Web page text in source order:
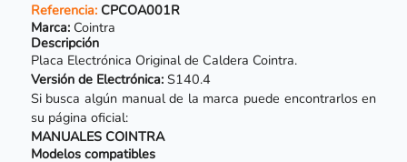
Referencia:CPCOA001R
Marca: Cointra
Descripción
Placa Electrónica Original de Caldera Cointra.
Versión de Electrónica:S140.4
Si busca algún manual de la marca puede encontrarlos en
su página oficial:
MANUALES COINTRA
Modelos compatibles